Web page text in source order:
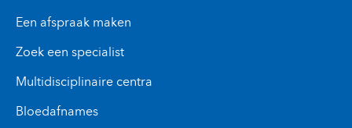
Een afspraak maken
Zoek een specialist
Multidisciplinaire centra
Bloedafnames